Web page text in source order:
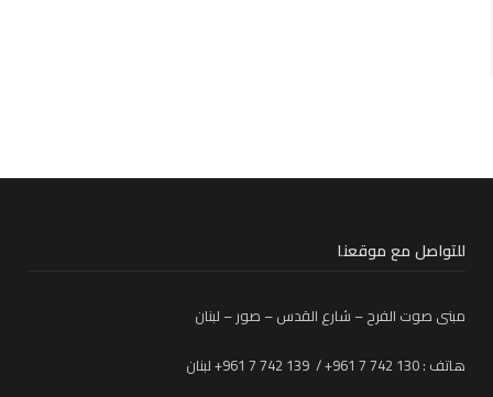
للتواصل مع موقعنا
مبنى صوت الفرح – شارع القدس – صور – لبنان
هاتف : 130 742 7 961+ / 139 742 7 961+ لبنان